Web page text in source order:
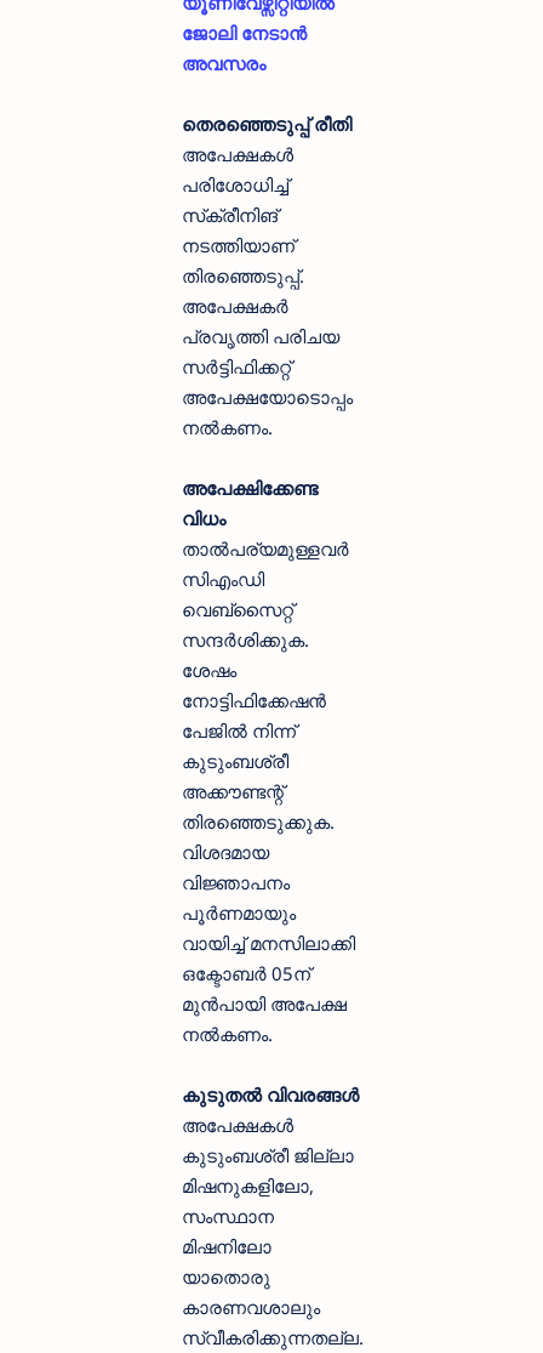
ജോലി നേടാൻ
അവസരം
തെരഞ്ഞെടുപ്പ് രീതി
അപേക്ഷകൾ
പരിശോധിച്ച്
സ്‌ക്രീനിങ്
നടത്തിയാണ്
തിരഞ്ഞെടുപ്പ്.
അപേക്ഷകർ
പ്രവൃത്തി പരിചയ
സർട്ടിഫിക്കറ്റ്
അപേക്ഷയോടൊപ്പം
നൽകണം.
അപേക്ഷിക്കേണ്ട
വിധം
താൽപര്യമുള്ളവർ
സിഎംഡി
വെബ്‌സൈറ്റ്
സന്ദർശിക്കുക.
ശേഷം
നോട്ടിഫിക്കേഷൻ
പേജിൽ നിന്ന്
കുടുംബശ്രീ
അക്കൗണ്ടന്റ്
തിരഞ്ഞെടുക്കുക.
വിശദമായ
വിജ്ഞാപനം
പൂർണമായും
വായിച്ച് മനസിലാക്കി
ഒക്ടോബർ 05ന്
മുൻപായി അപേക്ഷ
നൽകണം.
കുടുതൽ വിവരങ്ങൾ
അപേക്ഷകൾ
കുടുംബശ്രീ ജില്ലാ
മിഷനുകളിലോ,
സംസ്ഥാന
മിഷനിലോ
യാതൊരു
കാരണവശാലും
സ്വീകരിക്കുന്നതല്ല.